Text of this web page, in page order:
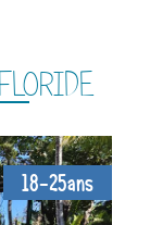
18-25ans